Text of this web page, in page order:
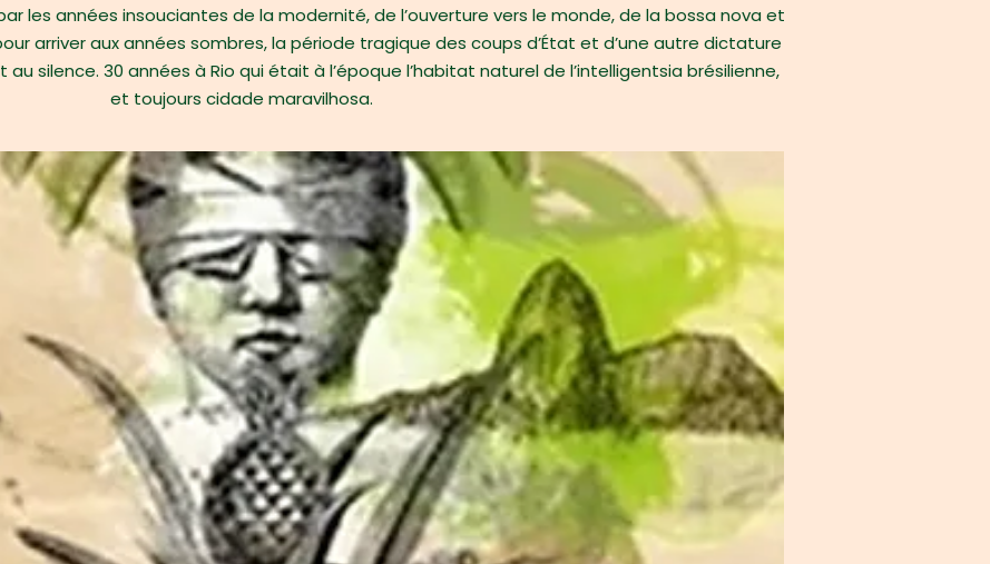
les années insouciantes de la modernité, de l’ouverture vers le monde, de la bossa nova et
arriver aux années sombres, la période tragique des coups d’État et d’une autre dictature
silence. 30 années à Rio qui était à l’époque l’habitat naturel de l’intelligentsia brésilienne,
et toujours cidade maravilhosa.